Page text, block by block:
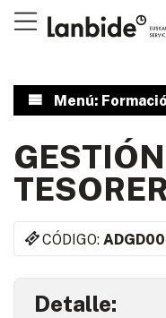
Menú:
CÓDIGO:
Detalle: